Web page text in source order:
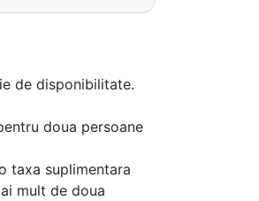
de disponibilitate.
doua persoane
taxa suplimentara
mult de doua